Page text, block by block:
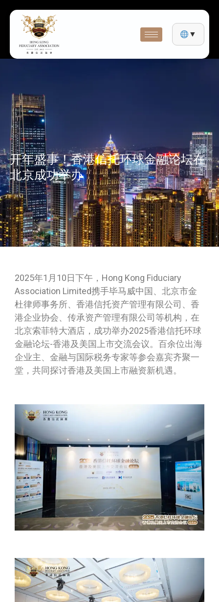
▼
开年盛事！香港信托环球金融论坛在
北京成功举办
2025年1月10日下午，Hong Kong Fiduciary
Association Limited携手毕马威中国、北京市金
杜律师事务所、香港信托资产管理有限公司、香
港企业协会、传承资产管理有限公司等机构，在
北京索菲特大酒店，成功举办2025香港信托环球
金融论坛-香港及美国上市交流会议。百余位出海
企业主、金融与国际税务专家等参会嘉宾齐聚一
堂，共同探讨香港及美国上市融资新机遇。